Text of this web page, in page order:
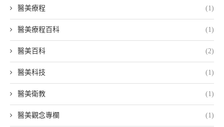
醫美療程 (1)
醫美療程百科 (1)
醫美百科 (2)
醫美科技 (1)
醫美衛教 (1)
醫美觀念專欄 (1)